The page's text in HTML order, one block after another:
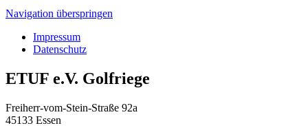
Navigation überspringen
Impressum
Datenschutz
ETUF e.V. Golfriege
Freiherr-vom-Stein-Straße 92a
45133 Essen